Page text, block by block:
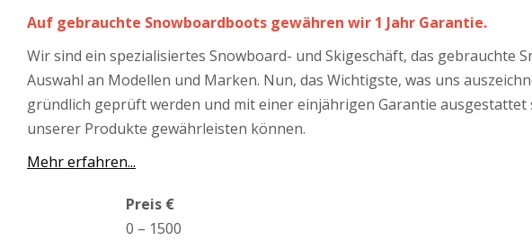
Auf gebrauchte Snowboardboots gewähren wir 1 Jahr Garantie.
Wir sind ein spezialisiertes Snowboard- und Skigeschäft, das
Auswahl an Modellen und Marken. Nun, das Wichtigste, was uns
gründlich geprüft werden und mit einer einjährigen Garantie
unserer Produkte gewährleisten können.
Mehr erfahren...
Preis €
0 – 1500